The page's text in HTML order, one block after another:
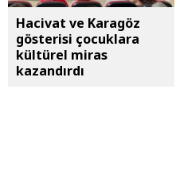
Hacivat ve Karagöz
gösterisi çocuklara
kültürel miras
kazandırdı